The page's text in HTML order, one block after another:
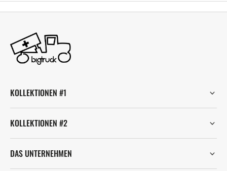
KOLLEKTIONEN #1
KOLLEKTIONEN #2
DAS UNTERNEHMEN